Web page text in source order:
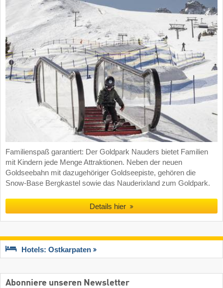
Familienspaß garantiert: Der Goldpark Nauders bietet Familien
mit Kindern jede Menge Attraktionen. Neben der neuen
Goldseebahn mit dazugehöriger Goldseepiste, gehören die
Snow-Base Bergkastel sowie das Nauderixland zum Goldpark.
Details hier
Hotels: Ostkarpaten
Abonniere unseren Newsletter